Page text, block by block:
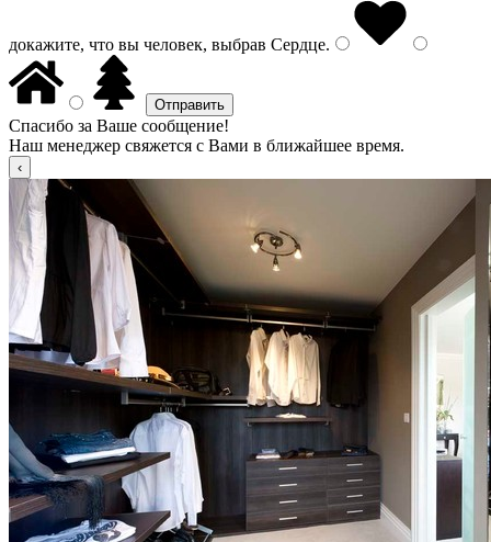
докажите, что вы человек, выбрав Сердце.
Спасибо за Ваше сообщение!
Наш менеджер свяжется с Вами в ближайшее время.